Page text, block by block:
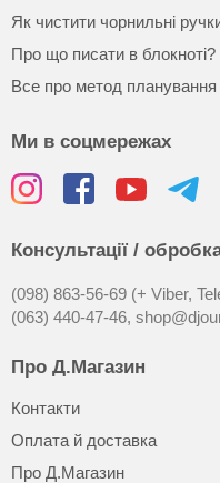
Як чистити чорнильні
Про що писати в блокноті?
Все про метод
Ми в соцмережах
Консультації /
(098) 863-56-69 (+ Viber,
(063) 440-47-46,
Про Д.Магазин
Контакти
Оплата й доставка
Про Д.Магазин